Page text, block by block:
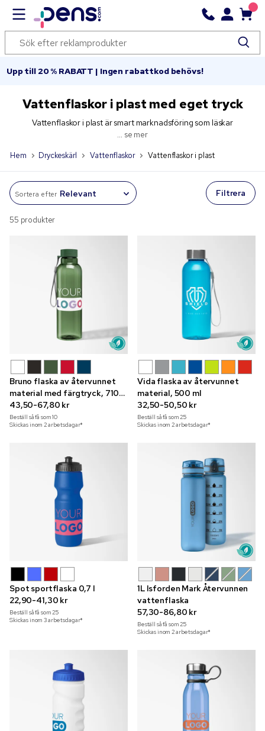
Upp till 20 % RABATT | Ingen rabattkod behövs!
Vattenflaskor i plast med eget tryck
Vattenflaskor i plast är smart marknadsföring som läskar
... se mer
Hem Dryckeskärl Vattenflaskor Vattenflaskor i plast
Sortera efter Filtrera
55 produkter
Bruno flaska av återvunnet
material med färgtryck, 710
ml
43,50-67,80 kr
Beställ så få som10
Skickas inom 2 arbetsdagar*
Vida flaska av återvunnet
material, 500 ml
32,50-50,50 kr
Beställ så få som25
Skickas inom 2 arbetsdagar*
Spot sportflaska 0,7 l
22,90-41,30 kr
Beställ så få som25
Skickas inom 3 arbetsdagar*
1L Isforden Mark Återvunnen
vattenflaska
57,30-86,80 kr
Beställ så få som25
Skickas inom 2 arbetsdagar*